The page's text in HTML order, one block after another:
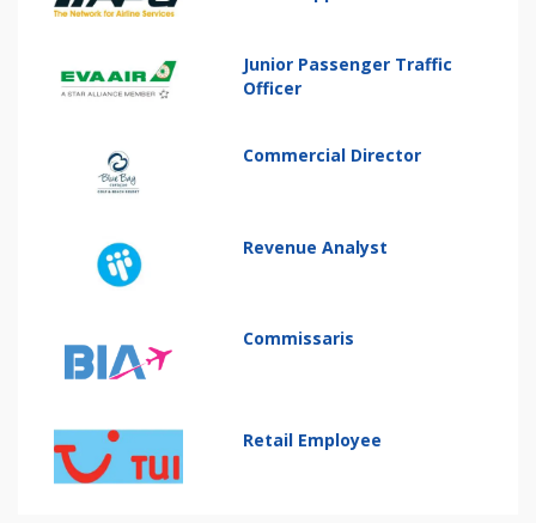
Junior Passenger Traffic
Officer
Commercial Director
Revenue Analyst
Commissaris
Retail Employee